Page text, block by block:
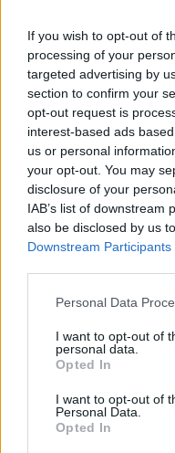
If you wish to opt-out of
processing of your
targeted advertising by
section to confirm your
opt-out request is
interest-based ads
us or personal
your opt-out. You may
disclosure of your
IAB’s list of downstream
also be disclosed by us
Downstream Participants
Personal Data
I want to opt-out of
personal data.
Opted In
I want to opt-out of
Personal Data.
Opted In
Per què són
dolly shoess’han
raons:
1. Torna la moda retro
La moda dels anys 90
sabates tenen un aire